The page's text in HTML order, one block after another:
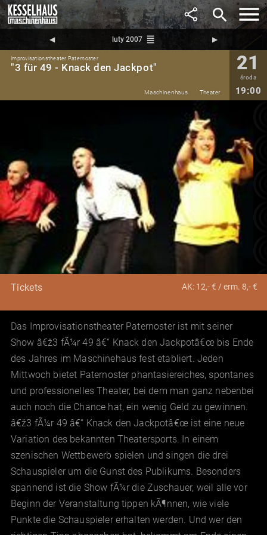
search
◀︎ luty 2007 reorder ▶︎
Improvisationstheater Paternoster
"3 für 49 - Knack den Jackpot" 21
środa
19:00
Maschinenhaus Theater
Tickets AK: 12,- € / erm. 8,- €
Das Improvisationstheater Paternoster ist mit seiner
Show â€ž3 fÃ¼r 49 â€“ Knack den Jackpotâ€œ bis Ende
des Jahres im Maschinehaus fest etabliert. Jeden
Mittwoch bietet Paternoster phantasiereiches, spontanes
und professionelles Theater, bei dem man ganz nebenbei
auch noch die Chance hat, ein wenig Geld zu gewinnen.
â€ž3 fÃ¼r 49 â€“ Knack den Jackpotâ€œ ist eine neue
Variation des bekannten Theatersports. In einem
szenischen Wettbewerb spielen und singen die drei
Schauspieler um die Gunst des Publikums. Besonders
spannend ist die Show fÃ¼r die Zuschauer, weil alle vor
Beginn der Veranstaltung tippen kÃ¶nnen, wie viele
Punkte die Schauspieler erhalten werden. Und wer den